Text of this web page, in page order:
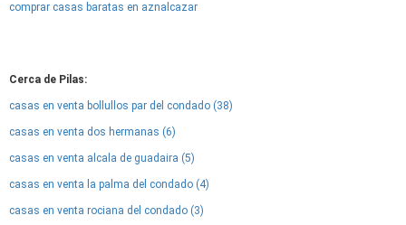
comprar casas baratas en aznalcazar
Cerca de Pilas:
casas en venta bollullos par del condado (38)
casas en venta dos hermanas (6)
casas en venta alcala de guadaira (5)
casas en venta la palma del condado (4)
casas en venta rociana del condado (3)